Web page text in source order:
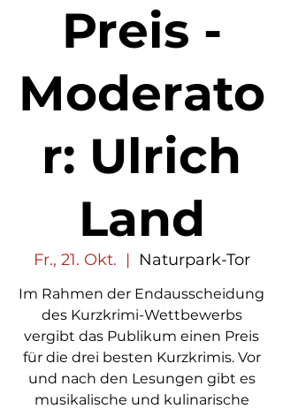
Preis -
Moderato
r: Ulrich
Land
Fr., 21. Okt.
  |
Naturpark-Tor
Im Rahmen der Endausscheidung
des Kurzkrimi-Wettbewerbs
vergibt das Publikum einen Preis
für die drei besten Kurzkrimis. Vor
und nach den Lesungen gibt es
musikalische und kulinarische